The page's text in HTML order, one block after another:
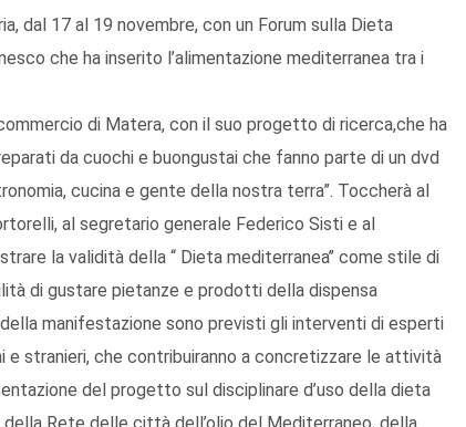
dal 17 al 19 novembre, con un Forum sulla Dieta
che ha inserito l’alimentazione mediterranea tra i
di Matera, con il suo progetto di ricerca,che ha
da cuochi e buongustai che fanno parte di un dvd
cucina e gente della nostra terra”. Toccherà al
al segretario generale Federico Sisti e al
la validità della “ Dieta mediterranea’’ come stile di
di gustare pietanze e prodotti della dispensa
della manifestazione sono previsti gli interventi di esperti
stranieri, che contribuiranno a concretizzare le attività
del progetto sul disciplinare d’uso della dieta
Rete delle città dell’olio del Mediterraneo, della